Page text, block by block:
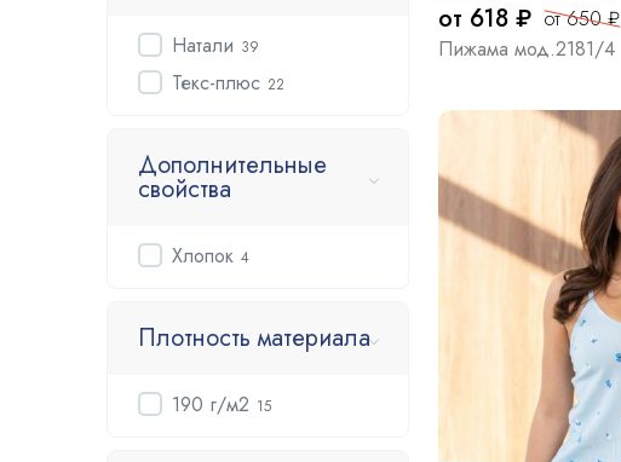
Натали 39
Текс-плюс 22
Дополнительные
свойства
Хлопок 4
Плотность материала
190 г/м2 15
от 618 ₽ от 650 ₽
Пижама мод.2181/4